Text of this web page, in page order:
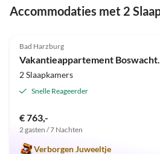
Accommodaties met 2
Bad Harzburg
2 Slaapkamers
Snelle Reageerder
€ 763,-
2 gasten / 7 Nachten
Verborgen Juweeltje